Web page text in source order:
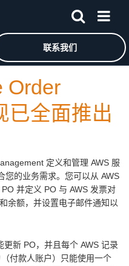
联系我们
Order
已全面推出
定义和管理 AWS 服
您的业务需求。您可以从 AWS
并定义 PO 与 AWS 发票对
余额，并设置电子邮件通知以
新 PO，并且每个 AWS 记录
付款人账户）只能使用一个